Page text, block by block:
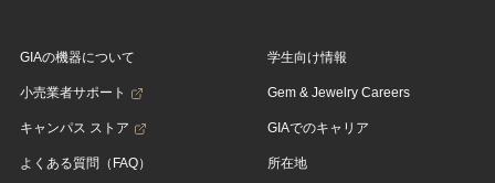
GIAの機器について
小売業者サポート
キャンパス ストア
よくある質問（FAQ）
学生向け情報
Gem & Jewelry Careers
GIAでのキャリア
所在地